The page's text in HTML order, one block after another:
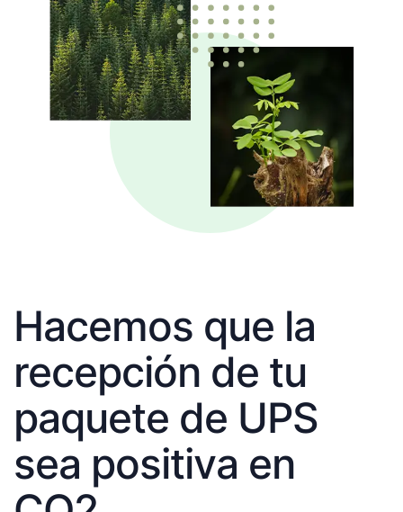
Hacemos que la
recepción de tu
paquete de UPS
sea positiva en